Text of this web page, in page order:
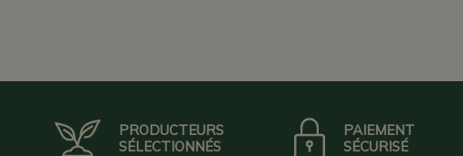
PRODUCTEURS
SÉLECTIONNÉS
PAIEMENT
SÉCURISÉ